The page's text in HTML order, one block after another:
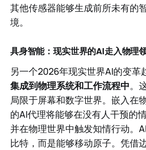
其他传感器能够生成前所未有的
境。
具身智能：现实世界的AI走入物理
另一个2026年现实世界AI的变革
集成到物理系统和工作流程中。
局限于屏幕和数字世界。嵌入在
的AI代理将能够在没有人干预的
并在物理世界中触发知情行动。
比特，而是能够移动原子。凭借